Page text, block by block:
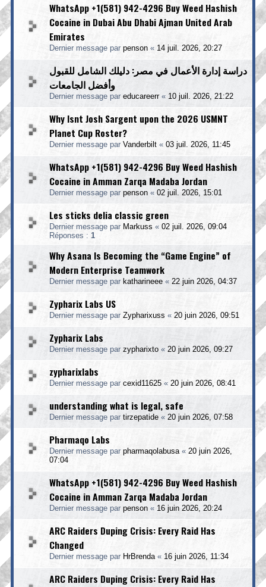
WhatsApp +1(581) 942-4296 Buy Weed Hashish
Cocaine in Dubai Abu Dhabi Ajman United Arab
Emirates
Dernier message par penson « 14 juil. 2026, 20:27
دراسة إدارة الأعمال في مصر: دليلك الشامل للقبول
وأفضل الجامعات
Dernier message par educareerr« 10 juil. 2026, 21:22
Why Isnt Josh Sargent upon the 2026 USMNT
Planet Cup Roster?
Dernier message par Vanderbilt « 03 juil. 2026, 11:45
WhatsApp +1(581) 942-4296 Buy Weed Hashish
Cocaine in Amman Zarqa Madaba Jordan
Dernier message par penson « 02 juil. 2026, 15:01
Les sticks delia classic green
Dernier message par Markuss « 02 juil. 2026, 09:04
Réponses : 1
Why Asana Is Becoming the “Game Engine” of
Modern Enterprise Teamwork
Dernier message par katharineee « 22 juin 2026, 04:37
Zypharix Labs US
Dernier message par Zypharixuss « 20 juin 2026, 09:51
Zypharix Labs
Dernier message par zypharixto « 20 juin 2026, 09:27
zypharixlabs
Dernier message par cexid11625 « 20 juin 2026, 08:41
understanding what is legal, safe
Dernier message par tirzepatide « 20 juin 2026, 07:58
Pharmaqo Labs
Dernier message par pharmaqolabusa« 20 juin 2026,
07:04
WhatsApp +1(581) 942-4296 Buy Weed Hashish
Cocaine in Amman Zarqa Madaba Jordan
Dernier message par penson « 16 juin 2026, 20:24
ARC Raiders Duping Crisis: Every Raid Has
Changed
Dernier message par HrBrenda« 16 juin 2026, 11:34
ARC Raiders Duping Crisis: Every Raid Has